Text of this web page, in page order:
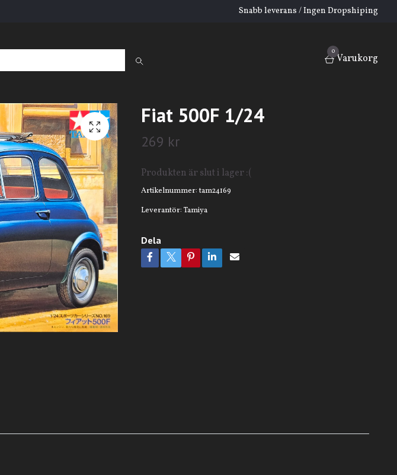
Snabb leverans / Ingen Dropshiping
0
Varukorg
Fiat 500F 1/24
269 kr
Produkten är slut i lager :(
Artikelnummer: tam24169
Leverantör: Tamiya
Dela